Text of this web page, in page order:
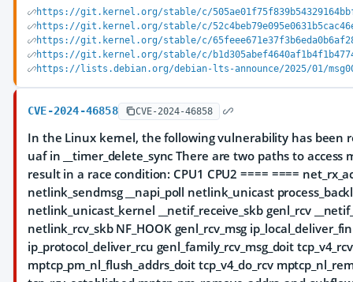
https://git.kernel.org/stable/c/
https://git.kernel.org/stable/c/
https://git.kernel.org/stable/c/
https://git.kernel.org/stable/c/
https://lists.debian.org/debian-lts-announce/2025/01/
CVE-2024-46858 CVE-2024-46858
In the Linux kernel, the following vulnerability has been
uaf in __timer_delete_sync There are two paths to access
result in a race condition: CPU1 CPU2 ==== ====
netlink_sendmsg __napi_poll netlink_unicast
netlink_unicast_kernel __netif_receive_skb genl_rcv
netlink_rcv_skb NF_HOOK genl_rcv_msg
ip_protocol_deliver_rcu genl_family_rcv_msg_doit tcp_v4_rcv
mptcp_pm_nl_flush_addrs_doit tcp_v4_do_rcv